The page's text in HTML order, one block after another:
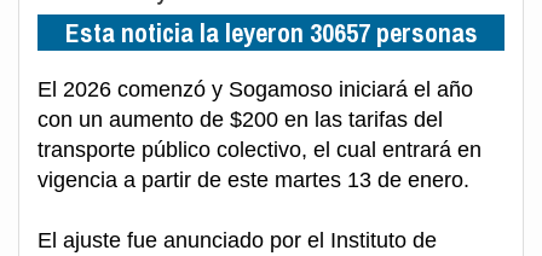
Esta noticia la leyeron 30657 personas
El 2026 comenzó y Sogamoso iniciará el año
con un aumento de $200 en las tarifas del
transporte público colectivo, el cual entrará en
vigencia a partir de este martes 13 de enero.
El ajuste fue anunciado por el Instituto de